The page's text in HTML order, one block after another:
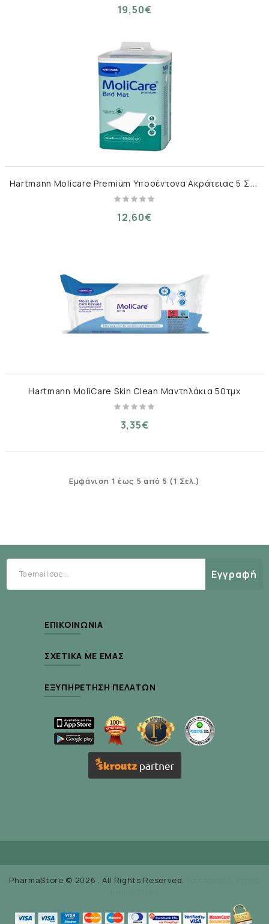
19,50€
H
artmann Molicare Premium Υποσέντονα Ακράτειας 5 Σταγόνων 60x90cm 30τμχ
12,60€
Hartmann MoliCare Skin Clean Μαντηλάκια 50τμχ
3,35€
Εμφάνιση 1 έως 5 από 5 (1 Σελ.)
Εγγραφή
ΕΠΙΚΟΙΝΩΝΊΑ
ΣΧΕΤΙΚΆ ΜΕ ΕΜΆΣ
ΕΞΥΠΗΡΈΤΗΣΗ ΠΕΛΑΤΏΝ
PharmaStore © 2026 . All Rights Reserved.